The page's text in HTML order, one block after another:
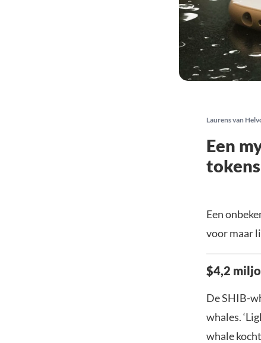
Laurens van
Een
tokens
Een
voor maar
$4,2
De SHIB-
whales.
whale